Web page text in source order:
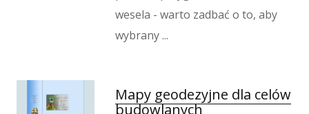
wesela - warto zadbać o to, aby
wybrany ...
Mapy geodezyjne dla celów
budowlanych